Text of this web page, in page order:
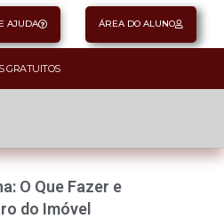
AJUDA ÁREA DO ALUNO
GRATUITOS
O Que Fazer e
do Imóvel